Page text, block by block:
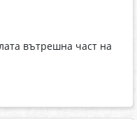
вътрешна част на